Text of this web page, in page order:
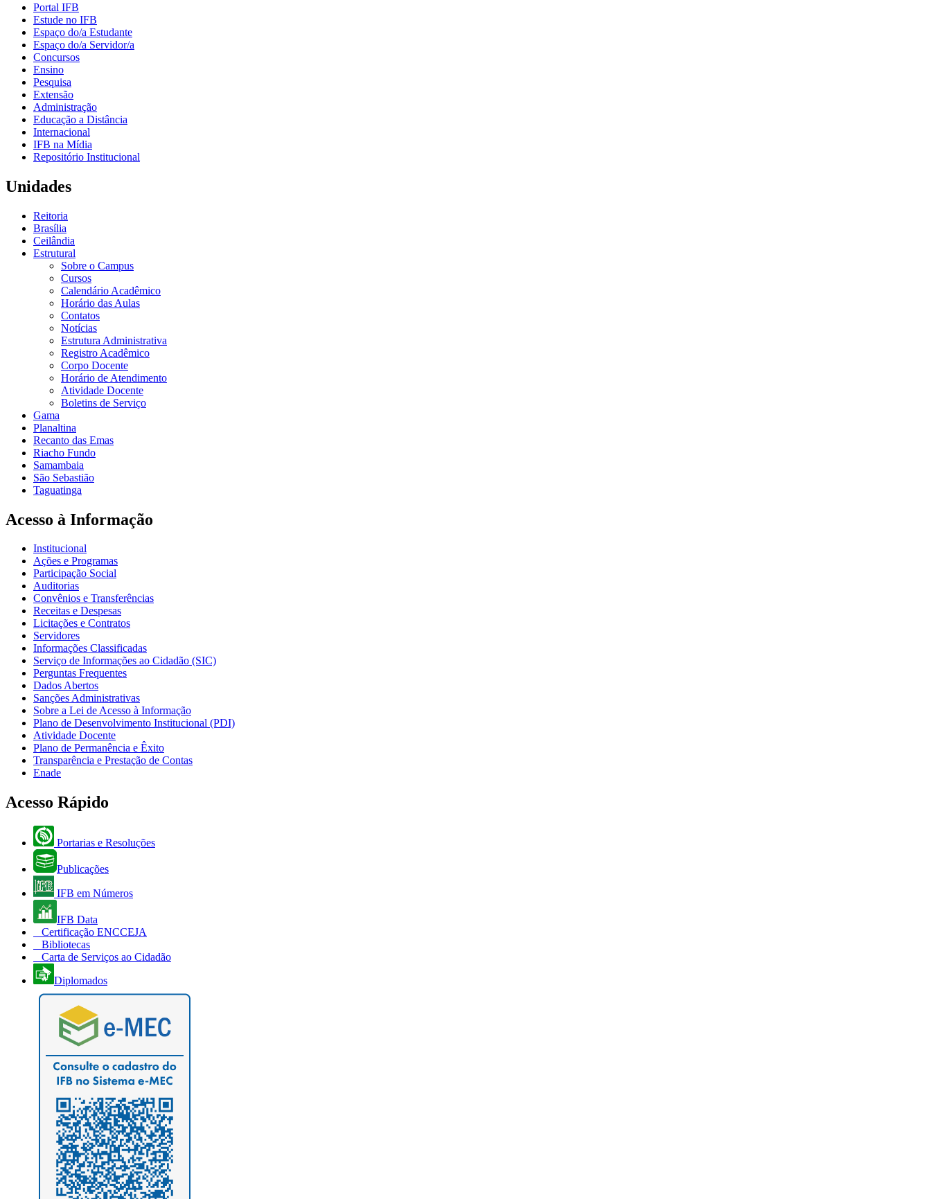
Portal IFB
Estude no IFB
Espaço do/a Estudante
Espaço do/a Servidor/a
Concursos
Ensino
Pesquisa
Extensão
Administração
Educação a Distância
Internacional
IFB na Mídia
Repositório Institucional
Unidades
Reitoria
Brasília
Ceilândia
Estrutural
Sobre o Campus
Cursos
Calendário Acadêmico
Horário das Aulas
Contatos
Notícias
Estrutura Administrativa
Registro Acadêmico
Corpo Docente
Horário de Atendimento
Atividade Docente
Boletins de Serviço
Gama
Planaltina
Recanto das Emas
Riacho Fundo
Samambaia
São Sebastião
Taguatinga
Acesso à Informação
Institucional
Ações e Programas
Participação Social
Auditorias
Convênios e Transferências
Receitas e Despesas
Licitações e Contratos
Servidores
Informações Classificadas
Serviço de Informações ao Cidadão (SIC)
Perguntas Frequentes
Dados Abertos
Sanções Administrativas
Sobre a Lei de Acesso à Informação
Plano de Desenvolvimento Institucional (PDI)
Atividade Docente
Plano de Permanência e Êxito
Transparência e Prestação de Contas
Enade
Acesso Rápido
Portarias e Resoluções
Publicações
IFB em Números
IFB Data
Certificação ENCCEJA
Bibliotecas
Carta de Serviços ao Cidadão
Diplomados